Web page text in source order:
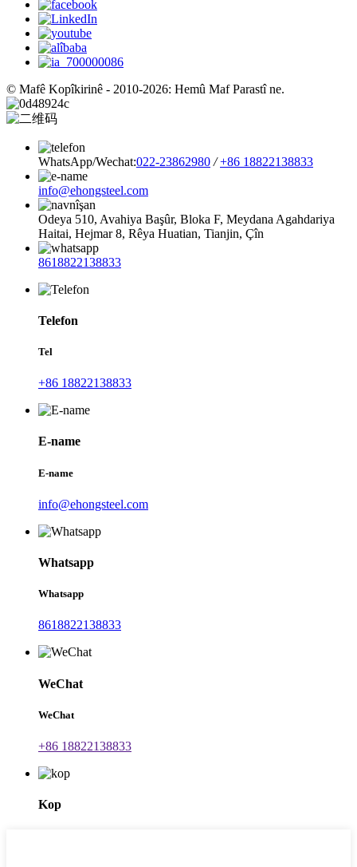
© Mafê Kopîkirinê - 2010-2026: Hemû Maf Parastî ne.
WhatsApp/Wechat:022-23862980 / +86 18822138833
info@ehongsteel.com
Odeya 510, Avahiya Başûr, Bloka F, Meydana Agahdariya
Haitai, Hejmar 8, Rêya Huatian, Tianjin, Çîn
8618822138833
Telefon
Tel
+86 18822138833
E-name
E-name
info@ehongsteel.com
Whatsapp
Whatsapp
8618822138833
WeChat
WeChat
+86 18822138833
Kop